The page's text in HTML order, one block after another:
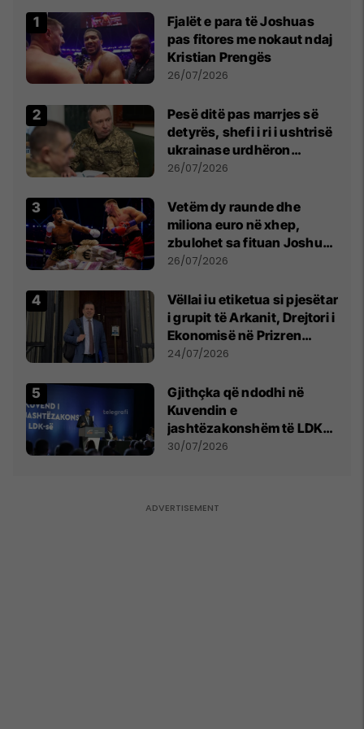
Fjalët e para të Joshuas
pas fitores me nokaut ndaj
Kristian Prengës
26/07/2026
Pesë ditë pas marrjes së
detyrës, shefi i ri i ushtrisë
ukrainase urdhëron
kontroll të madh
26/07/2026
Vetëm dy raunde dhe
miliona euro në xhep,
zbulohet sa fituan Joshua
e Prenga
26/07/2026
Vëllai iu etiketua si pjesëtar
i grupit të Arkanit, Drejtori i
Ekonomisë në Prizren
mohon pretendimet
24/07/2026
Gjithçka që ndodhi në
Kuvendin e
jashtëzakonshëm të LDK-
së
30/07/2026